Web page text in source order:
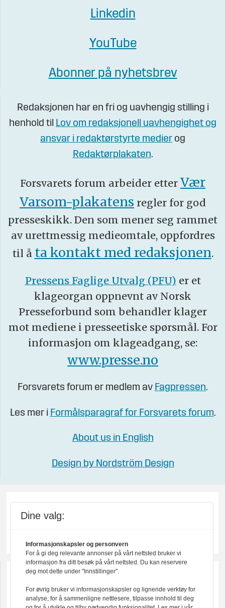
Linkedin
YouTube
Abonner på nyhetsbrev
Redaksjonen har en fri og uavhengig stilling i
henhold til Lov om redaksjonell uavhengighet og
ansvar i redaktørstyrte medier og
Redaktørplakaten.
Forsvarets forum arbeider etter Vær
Varsom-plakatens regler for god
presseskikk. Den som mener seg rammet
av urettmessig medieomtale, oppfordres
til å ta kontakt med redaksjonen.
Pressens Faglige Utvalg (PFU) er et
klageorgan oppnevnt av Norsk
Presseforbund som behandler klager
mot mediene i presseetiske spørsmål. For
informasjon om klageadgang, se:
www.presse.no
Forsvarets forum er medlem av Fagpressen.
Les mer i Formålsparagraf for Forsvarets forum.
About us in English
Design by Nordström Design
Dine valg:
Informasjonskapsler og personvern
For å gi deg relevante annonser på vårt nettsted bruker vi
informasjon fra ditt besøk på vårt nettsted. Du kan reservere
deg mot dette under "Innstillinger".
For øvrig bruker vi informasjonskapsler og lignende verktøy for
analyse, for å sammenligne nettlesere, tilpasse innhold til deg